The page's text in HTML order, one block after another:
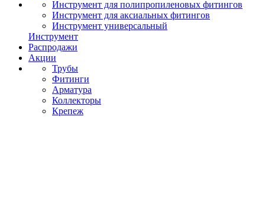
Инструмент для полипропиленовых фитингов
Инструмент для аксиальных фитингов
Инструмент универсальный
Инструмент
Распродажи
Акции
Трубы
Фитинги
Арматура
Коллекторы
Крепеж